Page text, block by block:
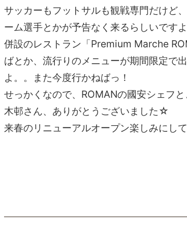
サッカーもフットサルも観戦専門だけど
ーム選手とかが予告なく来るらしいですよ
併設のレストラン「Premium Marche
ばとか、流行りのメニューが期間限定で
よ。。また今度行かねばっ！
せっかくなので、ROMANの國安シェフ
木邨さん、ありがとうございました☆
来春のリニューアルオープン楽しみにして